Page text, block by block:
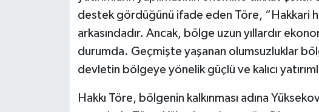
destek gördüğünü ifade eden Töre, “Hakkari
arkasındadır. Ancak, bölge uzun yıllardır
durumda. Geçmişte yaşanan olumsuzluklar
devletin bölgeye yönelik güçlü ve kalıcı
Hakkı Töre, bölgenin kalkınması adına